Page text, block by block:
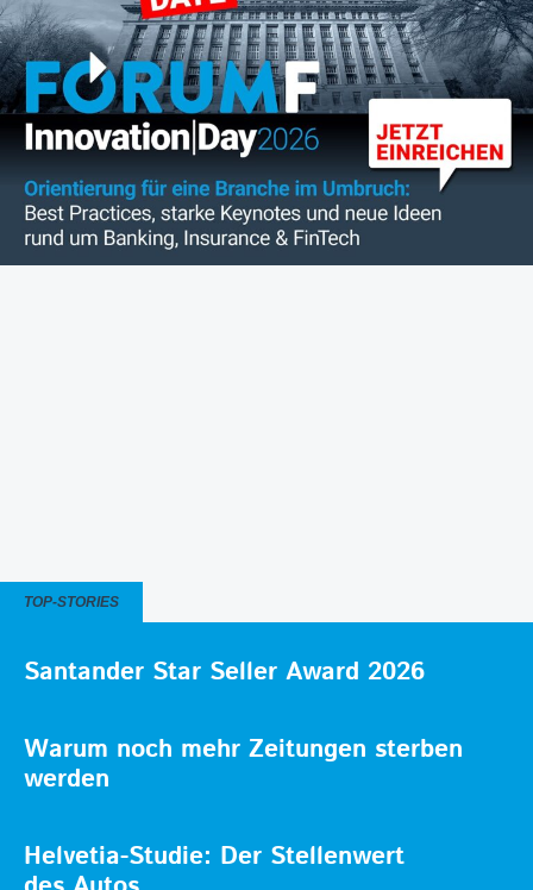
TOP-STORIES
Santander Star Seller Award 2026
Warum noch mehr Zeitungen sterben
werden
Helvetia-Studie: Der Stellenwert